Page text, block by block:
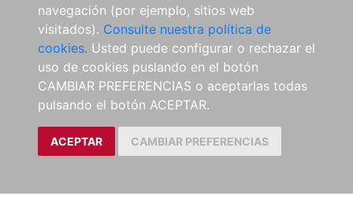
navegación (por ejemplo, sitios web
visitados). Consulte nuestra política de
cookies. Usted puede configurar o rechazar el
uso de cookies puslando en el botón
CAMBIAR PREFERENCIAS o aceptarlas todas
pulsando el botón ACEPTAR.
ACEPTAR CAMBIAR PREFERENCIAS